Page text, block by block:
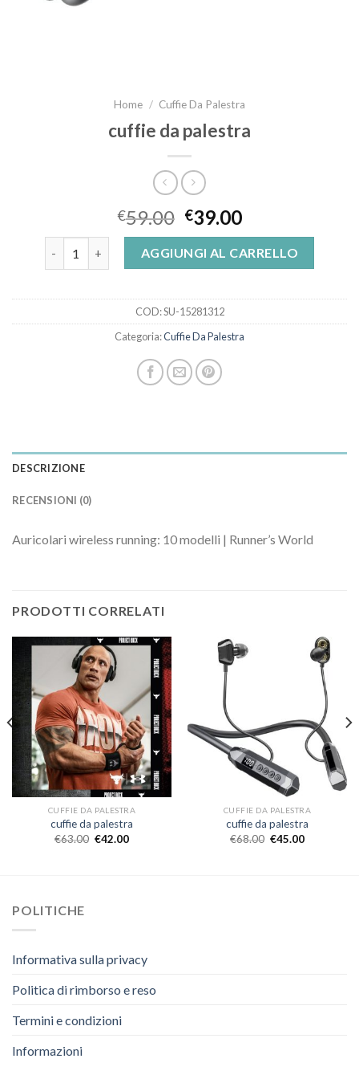
Home / Cuffie Da Palestra
cuffie da palestra
€59.00 €39.00
cuffie da palestra quantitàAGGIUNGI AL CARRELLO
COD:SU-15281312
Categoria:Cuffie Da Palestra
DESCRIZIONE
RECENSIONI (0)
Auricolari wireless running: 10 modelli | Runner’s World
PRODOTTI CORRELATI
CUFFIE DA PALESTRA
cuffie da palestra
€63.00 €42.00
CUFFIE DA PALESTRA
cuffie da palestra
€68.00 €45.00
POLITICHE
Informativa sulla privacy
Politica di rimborso e reso
Termini e condizioni
Informazioni